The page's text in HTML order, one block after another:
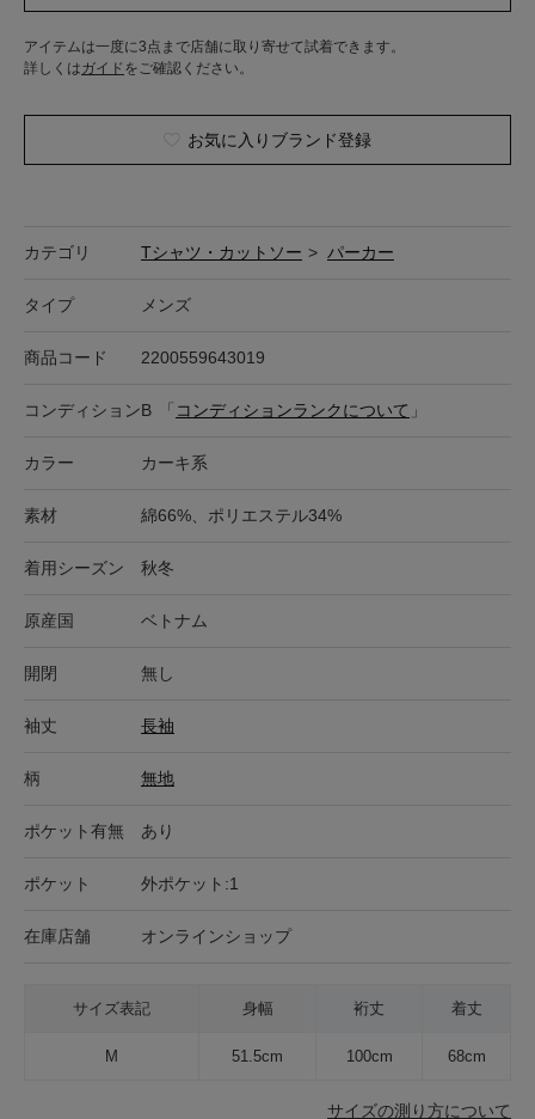
アイテムは一度に3点まで店舗に取り寄せて試着できます。
詳しくはガイド をご確認ください。
お気に入りブランド登録
カテゴリ Tシャツ・カットソー > パーカー
タイプ メンズ
商品コード 2200559643019
コンディションB 「 コンディションランクについて 」
カラー カーキ系
素材 綿66%、ポリエステル34%
着用シーズン 秋冬
原産国 ベトナム
開閉 無し
袖丈 長袖
柄 無地
ポケット有無 あり
ポケット 外ポケット:1
在庫店舗 オンラインショップ
サイズ表記 身幅 裄丈 着丈
M 51.5cm 100cm 68cm
サイズの測り方について